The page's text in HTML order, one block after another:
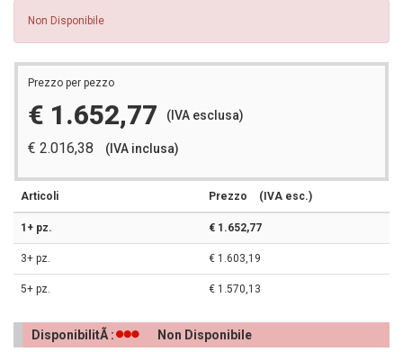
Non Disponibile
Prezzo per pezzo
€ 1.652,77 (IVA esclusa)
€ 2.016,38 (IVA inclusa)
Articoli Prezzo (IVA esc.)
1+ pz. € 1.652,77
3+ pz. € 1.603,19
5+ pz. € 1.570,13
DisponibilitÃ : Non Disponibile